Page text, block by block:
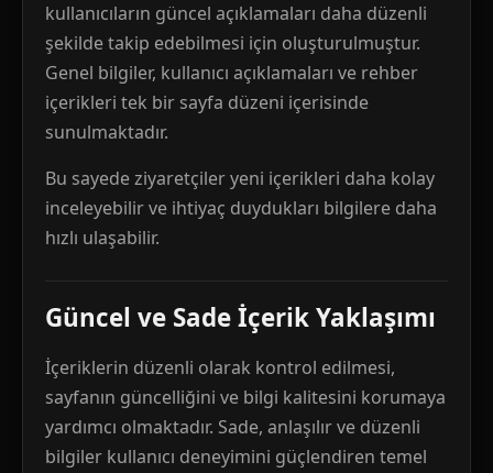
kullanıcıların güncel açıklamaları daha düzenli
şekilde takip edebilmesi için oluşturulmuştur.
Genel bilgiler, kullanıcı açıklamaları ve rehber
içerikleri tek bir sayfa düzeni içerisinde
sunulmaktadır.
Bu sayede ziyaretçiler yeni içerikleri daha kolay
inceleyebilir ve ihtiyaç duydukları bilgilere daha
hızlı ulaşabilir.
Güncel ve Sade İçerik Yaklaşımı
İçeriklerin düzenli olarak kontrol edilmesi,
sayfanın güncelliğini ve bilgi kalitesini korumaya
yardımcı olmaktadır. Sade, anlaşılır ve düzenli
bilgiler kullanıcı deneyimini güçlendiren temel